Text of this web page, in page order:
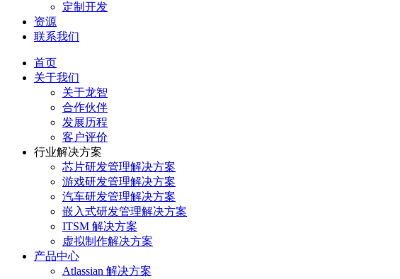
定制开发
资源
联系我们
首页
关于我们
关于龙智
合作伙伴
发展历程
客户评价
行业解决方案
芯片研发管理解决方案
游戏研发管理解决方案
汽车研发管理解决方案
嵌入式研发管理解决方案
ITSM 解决方案
虚拟制作解决方案
产品中心
Atlassian 解决方案